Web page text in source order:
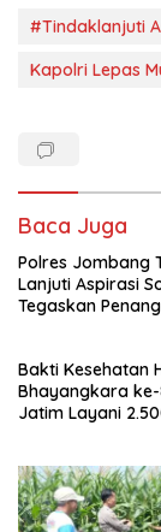
#Tindaklanjuti
Kapolri Lepas
Baca Juga
Polres Jombang
Lanjuti Aspirasi
Tegaskan
Bakti Kesehatan
Bhayangkara
Jatim Layani